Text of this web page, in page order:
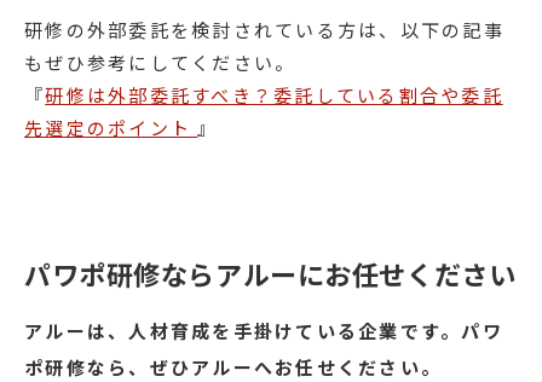
研修の外部委託を検討されている方は、以下の記事
もぜひ参考にしてください。
『研修は外部委託すべき？委託している割合や委託
先選定のポイント 』
パワポ研修ならアルーにお任せください
アルーは、人材育成を手掛けている企業です。パワ
ポ研修なら、ぜひアルーへお任せください。